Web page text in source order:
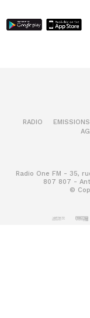
RADIO EMISSIONS
Radio One FM - 35,
807 807 -
©